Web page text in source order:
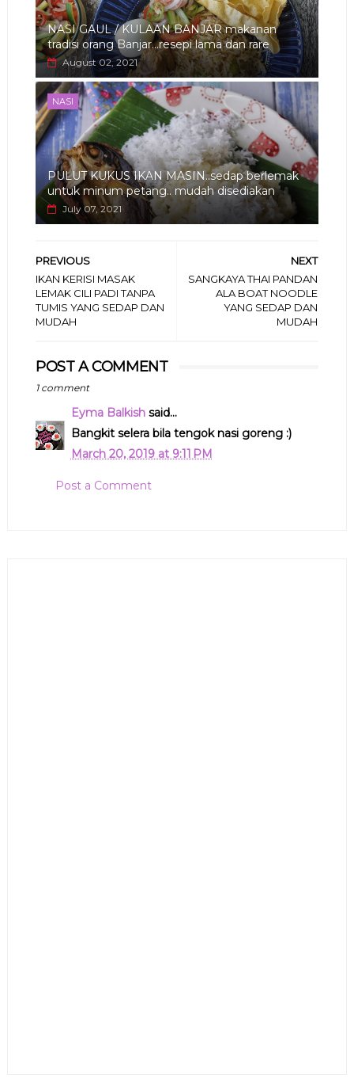
NASI GAUL / KULAAN BANJAR makanan
tradisi orang Banjar...resepi lama dan rare
August 02, 2021
NASI
PULUT KUKUS IKAN MASIN..sedap berlemak
untuk minum petang.. mudah disediakan
July 07, 2021
NEXT
SANGKAYA THAI PANDAN
ALA BOAT NOODLE
YANG SEDAP DAN
MUDAH
PREVIOUS
IKAN KERISI MASAK
LEMAK CILI PADI TANPA
TUMIS YANG SEDAP DAN
MUDAH
POST A COMMENT
1 comment
Eyma Balkishsaid...
Bangkit selera bila tengok nasi goreng :)
March 20, 2019 at 9:11 PM
Post a Comment